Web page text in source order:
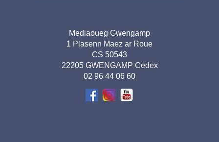
Mediaoueg Gwengamp
1 Plasenn Maez ar Roue
CS 50543
22205 GWENGAMP Cedex
02 96 44 06 60